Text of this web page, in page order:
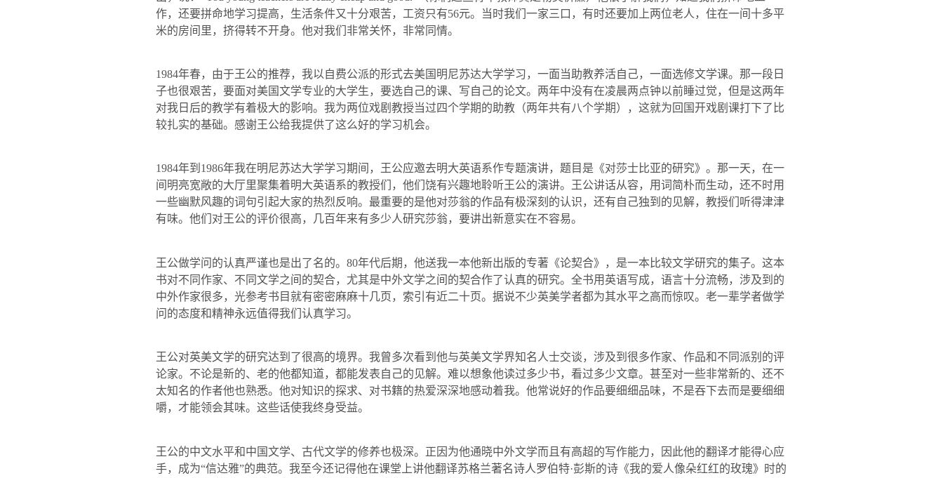
作，还要拼命地学习提高，生活条件又十分艰苦，工资只有56元。当时我们一家三口，有时还要加上两位老人，住在一间十多平
米的房间里，挤得转不开身。他对我们非常关怀，非常同情。
1984年春，由于王公的推荐，我以自费公派的形式去美国明尼苏达大学学习，一面当助教养活自己，一面选修文学课。那一段日
子也很艰苦，要面对美国文学专业的大学生，要选自己的课、写自己的论文。两年中没有在凌晨两点钟以前睡过觉，但是这两年
对我日后的教学有着极大的影响。我为两位戏剧教授当过四个学期的助教（两年共有八个学期），这就为回国开戏剧课打下了比
较扎实的基础。感谢王公给我提供了这么好的学习机会。
1984年到 1986年我在明尼苏达大学学习期间，王公应邀去明大英语系作专题演讲，题目是《对莎士比亚的研究》。那一天，在一
间明亮宽敞的大厅里聚集着明大英语系的教授们，他们饶有兴趣地聆听王公的演讲。王公讲话从容，用词简朴而生动，还不时用
一些幽默风趣的词句引起大家的热烈反响。最重要的是他对莎翁的作品有极深刻的认识，还有自己独到的见解，教授们听得津津
有味。他们对王公的评价很高，几百年来有多少人研究莎翁，要讲出新意实在不容易。
王公做学问的认真严谨也是出了名的。 80年代后期，他送我一本他新出版的专著《论契合》，是一本比较文学研究的集子。这本
书对不同作家、不同文学之间的契合，尤其是中外文学之间的契合作了认真的研究。全书用英语写成，语言十分流畅，涉及到的
中外作家很多，光参考书目就有密密麻麻十几页，索引有近二十页。据说不少英美学者都为其水平之高而惊叹。老一辈学者做学
问的态度和精神永远值得我们认真学习。
王公对英美文学的研究达到了很高的境界。我曾多次看到他与英美文学界知名人士交谈，涉及到很多作家、作品和不同派别的评
论家。不论是新的、老的他都知道，都能发表自己的见解。难以想象他读过多少书，看过多少文章。甚至对一些非常新的、还不
太知名的作者他也熟悉。他对知识的探求、对书籍的热爱深深地感动着我。他常说好的作品要细细品味，不是吞下去而是要细细
嚼，才能领会其味。这些话使我终身受益。
王公的中文水平和中国文学、古代文学的修养也极深。正因为他通晓中外文学而且有高超的写作能力，因此他的翻译才能得心应
手，成为“信达雅”的典范。我至今还记得他在课堂上讲他翻译苏格兰著名诗人罗伯特·彭斯的诗《我的爱人像朵红红的玫瑰》时的